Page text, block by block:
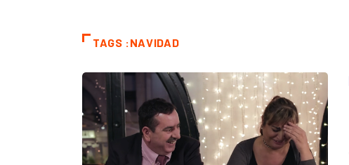
TAGS :NAVIDAD